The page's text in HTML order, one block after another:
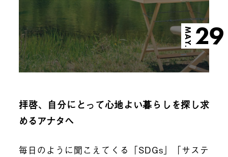
MAY. 29
拝啓、自分にとって心地よい暮らしを探し求
めるアナタへ
毎日のように聞こえてくる「SDGs」「サステ